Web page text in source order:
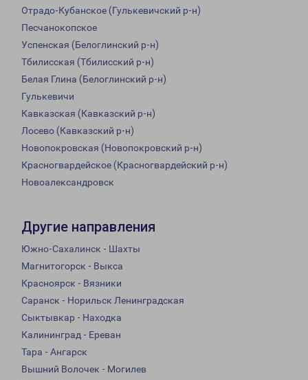
Отрадо-Кубанское (Гулькевичский р-н)
Песчанокопское
Успенская (Белоглинский р-н)
Тбилисская (Тбилисский р-н)
Белая Глина (Белоглинский р-н)
Гулькевичи
Кавказская (Кавказский р-н)
Лосево (Кавказский р-н)
Новопокровская (Новопокровский р-н)
Красногвардейское (Красногвардейский р-н)
Новоалександровск
Другие направления
Южно-Сахалинск - Шахты
Магнитогорск - Выкса
Красноярск - Вязники
Саранск - Норильск Ленинградская
Сыктывкар - Находка
Калининград - Ереван
Тара - Ангарск
Вышний Волочек - Могилев